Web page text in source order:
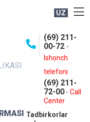
UZ
(69) 211-
00-72 -
Ishonch
telefoni
(69) 211-
72-00 - Call
Center
Tadbirkorlar